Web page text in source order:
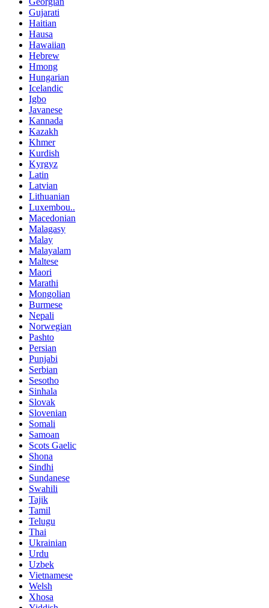
Gujarati
Haitian
Hausa
Hawaiian
Hebrew
Hmong
Hungarian
Icelandic
Igbo
Javanese
Kannada
Kazakh
Khmer
Kurdish
Kyrgyz
Latin
Latvian
Lithuanian
Luxembou..
Macedonian
Malagasy
Malay
Malayalam
Maltese
Maori
Marathi
Mongolian
Burmese
Nepali
Norwegian
Pashto
Persian
Punjabi
Serbian
Sesotho
Sinhala
Slovak
Slovenian
Somali
Samoan
Scots Gaelic
Shona
Sindhi
Sundanese
Swahili
Tajik
Tamil
Telugu
Thai
Ukrainian
Urdu
Uzbek
Vietnamese
Welsh
Xhosa